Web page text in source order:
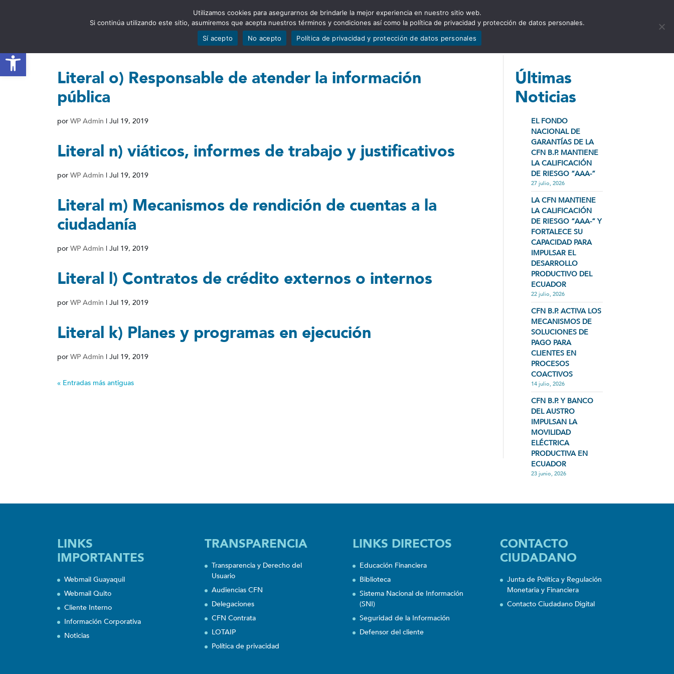
Abrir barra de herramientas
ESTADÍSTICAS PORTAFOLIO QUIÉNES SOMOS TRANSPARENCIA NOTICIAS CONTÁCTENOS
Literal o) Responsable de atender la información
pública
por WP Admin | Jul 19, 2019
Literal n) viáticos, informes de trabajo y justificativos
por WP Admin | Jul 19, 2019
Literal m) Mecanismos de rendición de cuentas a la
ciudadanía
por WP Admin | Jul 19, 2019
Literal l) Contratos de crédito externos o internos
por WP Admin | Jul 19, 2019
Literal k) Planes y programas en ejecución
por WP Admin | Jul 19, 2019
« Entradas más antiguas
Últimas
Noticias
EL FONDO
NACIONAL DE
GARANTÍAS DE LA
CFN B.P. MANTIENE
LA CALIFICACIÓN
DE RIESGO “AAA-”
27 julio, 2026
LA CFN MANTIENE
LA CALIFICACIÓN
DE RIESGO “AAA-” Y
FORTALECE SU
CAPACIDAD PARA
IMPULSAR EL
DESARROLLO
PRODUCTIVO DEL
ECUADOR
22 julio, 2026
CFN B.P. ACTIVA LOS
MECANISMOS DE
SOLUCIONES DE
PAGO PARA
CLIENTES EN
PROCESOS
COACTIVOS
14 julio, 2026
CFN B.P. Y BANCO
DEL AUSTRO
IMPULSAN LA
MOVILIDAD
ELÉCTRICA
PRODUCTIVA EN
ECUADOR
23 junio, 2026
LINKS
IMPORTANTES
Webmail Guayaquil
Webmail Quito
Cliente Interno
Información Corporativa
Noticias
TRANSPARENCIA
Transparencia y Derecho del
Usuario
Audiencias CFN
Delegaciones
CFN Contrata
LOTAIP
Política de privacidad
LINKS DIRECTOS
Educación Financiera
Biblioteca
Sistema Nacional de Información
(SNI)
Seguridad de la Información
Defensor del cliente
CONTACTO
CIUDADANO
Junta de Política y Regulación
Monetaria y Financiera
Contacto Ciudadano Digital
Utilizamos cookies para asegurarnos de brindarle la mejor experiencia en nuestro sitio web.
Si continúa utilizando este sitio, asumiremos que acepta nuestros términos y condiciones así como la política de privacidad y protección de datos personales.
Sí acepto
No acepto Política de privacidad y protección de datos personales